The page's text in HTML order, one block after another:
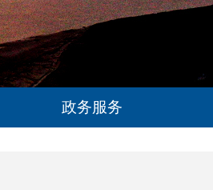
政务服务